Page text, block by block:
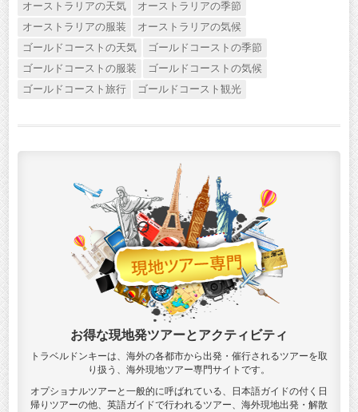
オーストラリアの天気
オーストラリアの季節
オーストラリアの服装
オーストラリアの気候
ゴールドコーストの天気
ゴールドコーストの季節
ゴールドコーストの服装
ゴールドコーストの気候
ゴールドコースト旅行
ゴールドコースト観光
お得な現地発ツアーとアクティビティ
トラベルドンキーは、海外の各都市から出発・催行されるツアーを取
り扱う、海外現地ツアー専門サイトです。
オプショナルツアーと一般的に呼ばれている、日本語ガイドの付く日
帰りツアーの他、英語ガイドで行われるツアー、海外現地出発・解散